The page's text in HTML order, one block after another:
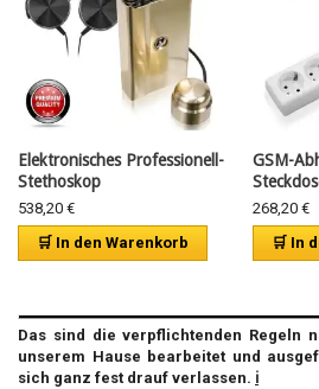
Elektronisches Professionell-
Stethoskop
538,20 €
🛒 In den Warenkorb
GSM-
268,20 €
🛒 In
Das sind die verpflichtenden Regeln
unserem Hause bearbeitet und
sich ganz fest drauf verlassen. ℹ️